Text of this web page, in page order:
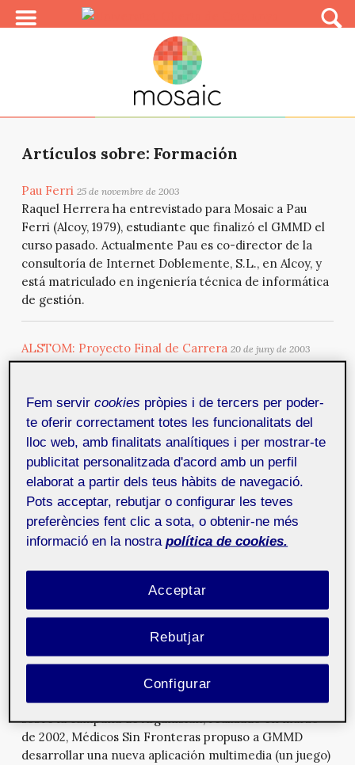
Artículos sobre: Formación
Pau Ferri 25 de novembre de 2003
Raquel Herrera ha entrevistado para Mosaic a Pau
Ferri (Alcoy, 1979), estudiante que finalizó el GMMD el
curso pasado. Actualmente Pau es co-director de la
consultoría de Internet Doblemente, S.L., en Alcoy, y
está matriculado en ingeniería técnica de informática
de gestión.
ALSTOM: Proyecto Final de Carrera 20 de juny de 2003
El pasado semestre se graduaron los tres primeros
Manel Fernández y Antonio Laíz. Los tres, junto a
Adolfo Ariño (estudiante de GMMD) desarrollaron,
como Proyecto Final de Carrera, un CdRom de
bienvenida para los trabajadores de la empresa
ALSTOM.
Hernán Scapusio 8 de maig de 2003
Si tu modelo de negocio no es rentable, ponlo en una
apuestas de futuro grandes, porque hay que recuperar
confianza y conseguir que vuelvan a fluir capitales para
volver a ser más arriesgados en las ideas.
Proyecto Médicos Sin Fronteras 1 de novembre de 2002
Satisfechos por los resultados del concurso multimedia
sobre la campaña de Afganistán, realizado en marzo
de 2002, Médicos Sin Fronteras propuso a GMMD
desarrollar una nueva aplicación multimedia (un juego)
Fem servircookies pròpies i de tercers per poder-
te oferir correctament totes les funcionalitats del
lloc web, amb finalitats analítiques i per mostrar-te
publicitat personalitzada d'acord amb un perfil
elaborat a partir dels teus hàbits de navegació.
Pots acceptar, rebutjar o configurar les teves
preferències fent clic a sota, o obtenir-ne més
informació en la nostra política de cookies.
Rebutjar
Acceptar
Configurar